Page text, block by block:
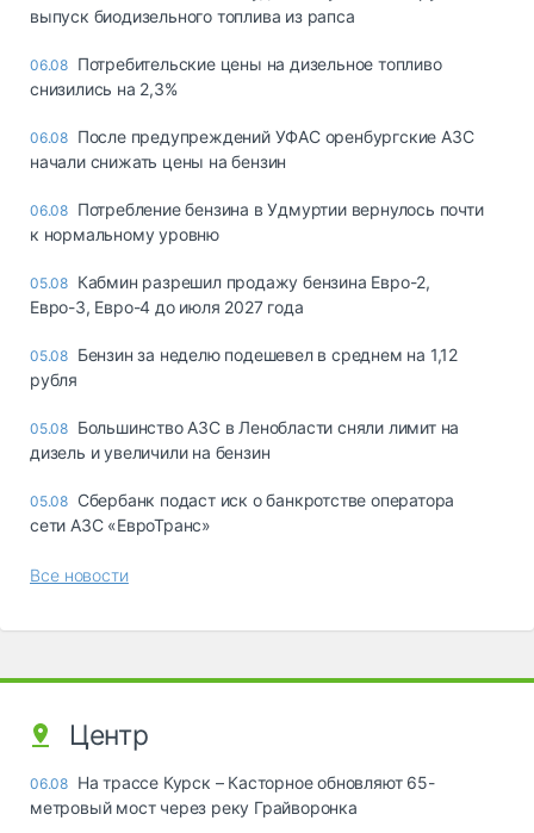
выпуск биодизельного топлива из рапса
06.08 Потребительские цены на дизельное топливо
снизились на 2,3%
06.08 После предупреждений УФАС оренбургские АЗС
начали снижать цены на бензин
06.08 Потребление бензина в Удмуртии вернулось почти
к нормальному уровню
05.08 Кабмин разрешил продажу бензина Евро-2,
Евро-3, Евро-4 до июля 2027 года
05.08 Бензин за неделю подешевел в среднем на 1,12
рубля
05.08 Большинство АЗС в Ленобласти сняли лимит на
дизель и увеличили на бензин
05.08 Сбербанк подаст иск о банкротстве оператора
сети АЗС «ЕвроТранс»
Все новости
Центр
06.08 На трассе Курск – Касторное обновляют 65-
метровый мост через реку Грайворонка